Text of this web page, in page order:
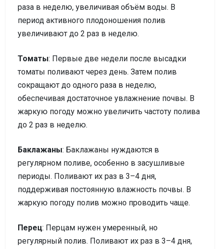
раза в неделю, увеличивая объём воды. В
период активного плодоношения полив
увеличивают до 2 раз в неделю.
Томаты: Первые две недели после высадки
томаты поливают через день. Затем полив
сокращают до одного раза в неделю,
обеспечивая достаточное увлажнение почвы. В
жаркую погоду можно увеличить частоту полива
до 2 раз в неделю.
Баклажаны: Баклажаны нуждаются в
регулярном поливе, особенно в засушливые
периоды. Поливают их раз в 3–4 дня,
поддерживая постоянную влажность почвы. В
жаркую погоду полив можно проводить чаще.
Перец: Перцам нужен умеренный, но
регулярный полив. Поливают их раз в 3–4 дня,